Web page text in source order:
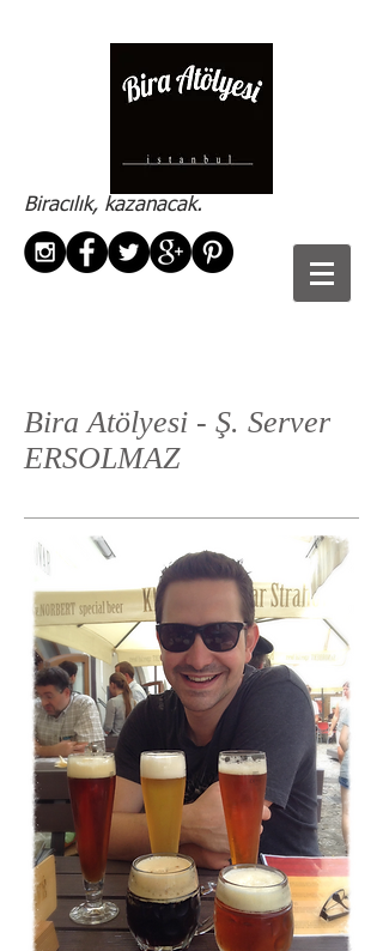
Biracılık, kazanacak.
Bira Atölyesi - Ş. Server
ERSOLMAZ